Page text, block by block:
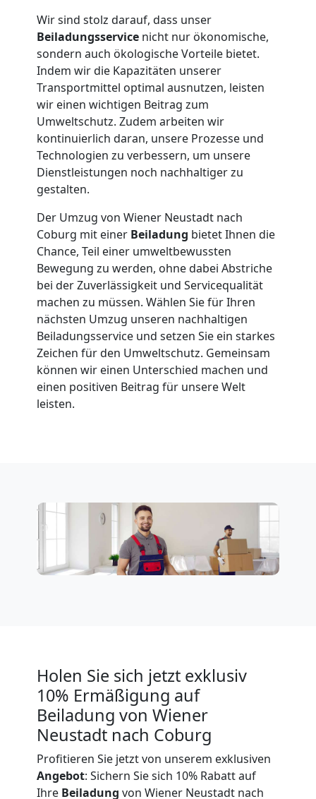
Wir sind stolz darauf, dass unser
Beiladungsservice nicht nur ökonomische,
sondern auch ökologische Vorteile bietet.
Indem wir die Kapazitäten unserer
Transportmittel optimal ausnutzen, leisten
wir einen wichtigen Beitrag zum
Umweltschutz. Zudem arbeiten wir
kontinuierlich daran, unsere Prozesse und
Technologien zu verbessern, um unsere
Dienstleistungen noch nachhaltiger zu
gestalten.
Der Umzug von Wiener Neustadt nach
Coburg mit einer Beiladung bietet Ihnen die
Chance, Teil einer umweltbewussten
Bewegung zu werden, ohne dabei Abstriche
bei der Zuverlässigkeit und Servicequalität
machen zu müssen. Wählen Sie für Ihren
nächsten Umzug unseren nachhaltigen
Beiladungsservice und setzen Sie ein starkes
Zeichen für den Umweltschutz. Gemeinsam
können wir einen Unterschied machen und
einen positiven Beitrag für unsere Welt
leisten.
Holen Sie sich jetzt exklusiv
10% Ermäßigung auf
Beiladung von Wiener
Neustadt nach Coburg
Profitieren Sie jetzt von unserem exklusiven
Angebot: Sichern Sie sich 10% Rabatt auf
Ihre Beiladung von Wiener Neustadt nach
Wiener
Neustadt
Übersiedlung
Wiener
Neustadt
Klaviertransport
Wiener
Neustadt
Privatumzug
Wiener
Wiener
für
Senioren